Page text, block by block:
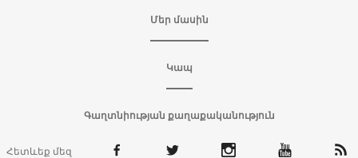
Մեր մասին
Կապ
Գաղտնիության քաղաքականություն
Հետևեք մեզ